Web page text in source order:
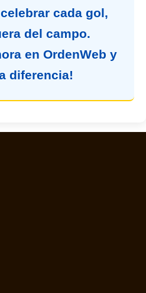
cada gol,
del campo.
en OrdenWeb y
diferencia!